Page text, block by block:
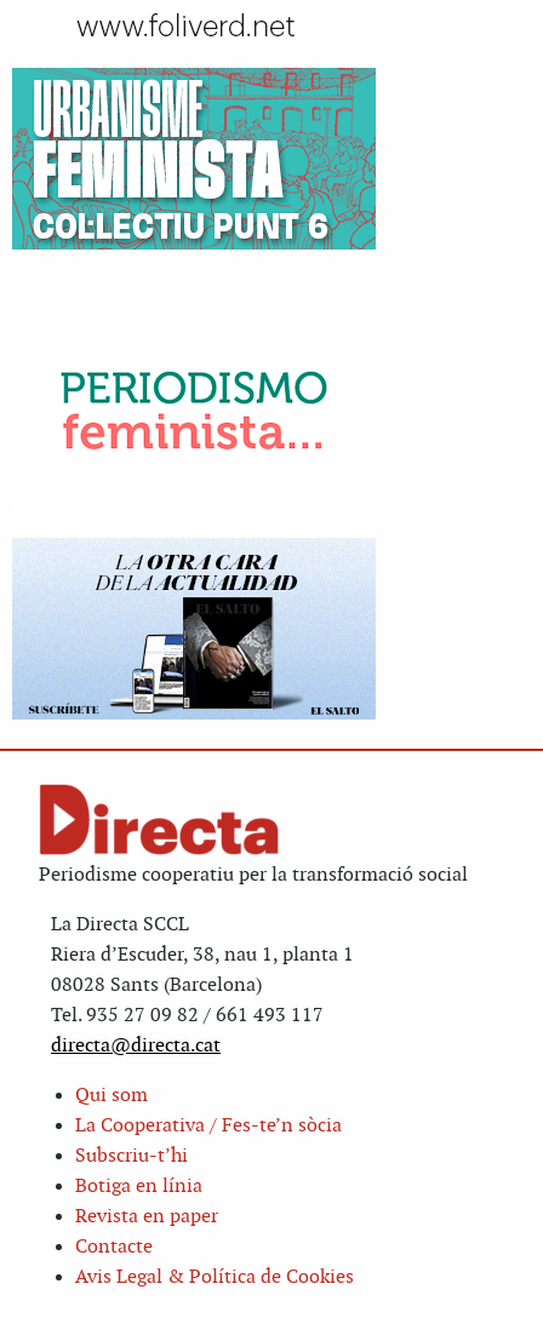
Periodisme cooperatiu per la transformació social
La Directa SCCL
Riera d’Escuder, 38, nau 1, planta 1
08028 Sants (Barcelona)
Tel. 935 27 09 82 / 661 493 117
directa@directa.cat
Qui som
La Cooperativa / Fes-te’n sòcia
Subscriu-t’hi
Botiga en línia
Revista en paper
Contacte
Avis Legal & Política de Cookies